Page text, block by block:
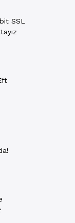
SSL